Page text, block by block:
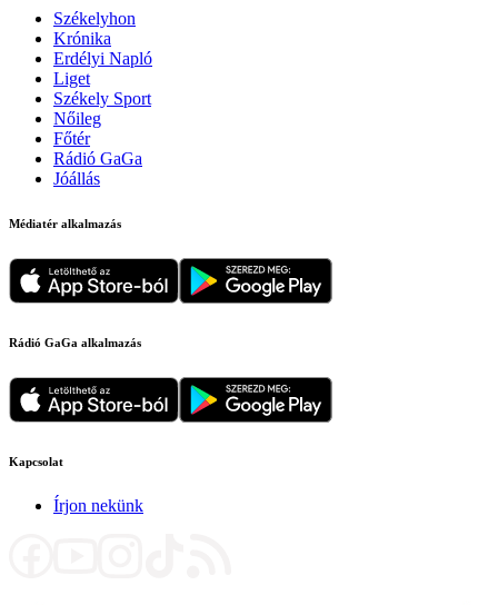
Székelyhon
Krónika
Erdélyi Napló
Liget
Székely Sport
Nőileg
Főtér
Rádió GaGa
Jóállás
Médiatér alkalmazás
Rádió GaGa alkalmazás
Kapcsolat
Írjon nekünk